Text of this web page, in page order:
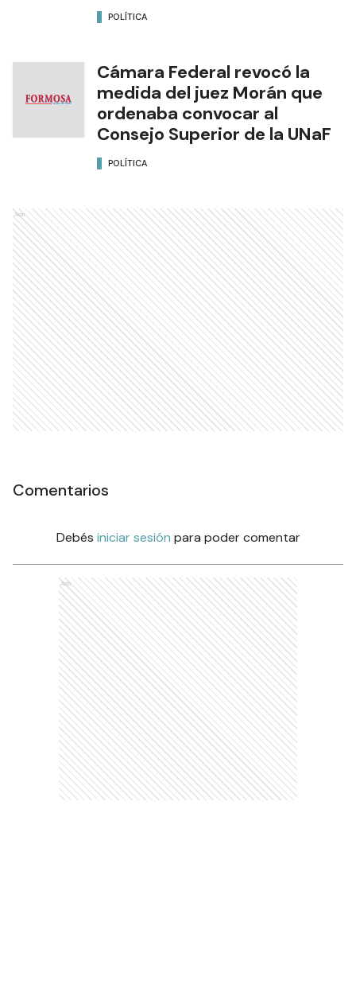
POLÍTICA
Cámara Federal revocó la
medida del juez Morán que
ordenaba convocar al
Consejo Superior de la UNaF
POLÍTICA
Ads
Comentarios
Debés iniciar sesión para poder comentar
Ads